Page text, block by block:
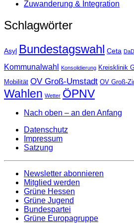
Zuwanderung & Integration
Schlagwörter
Asyl Bundestagswahl Ceta
Kommunalwahl Konsolidierung Kreisklinik
Mobilität OV Groß-Umstadt OV Groß-
Wahlen Wetter ÖPNV
Nach oben – an den Anfang
Datenschutz
Impressum
Satzung
Newsletter abonnieren
Mitglied werden
Grüne Hessen
Grüne Jugend
Bundespartei
Grüne Europagruppe